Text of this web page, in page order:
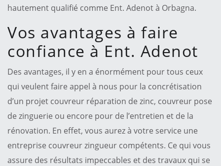
hautement qualifié comme Ent. Adenot à Orbagna.
Vos avantages à faire
confiance à Ent. Adenot
Des avantages, il y en a énormément pour tous ceux
qui veulent faire appel à nous pour la concrétisation
d’un projet couvreur réparation de zinc, couvreur pose
de zinguerie ou encore pour de l’entretien et de la
rénovation. En effet, vous aurez à votre service une
entreprise couvreur zingueur compétents. Ce qui vous
assure des résultats impeccables et des travaux qui se